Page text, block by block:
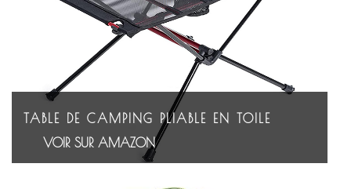
TABLE DE CAMPING PLIABLE EN TOILE
VOIR SUR AMAZON